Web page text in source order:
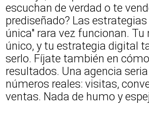
escuchan de verdad o te
prediseñado? Las
única" rara vez funcionan. Tu
único, y tu estrategia digital
serlo. Fíjate también en
resultados. Una agencia
números reales: visitas,
ventas. Nada de humo y